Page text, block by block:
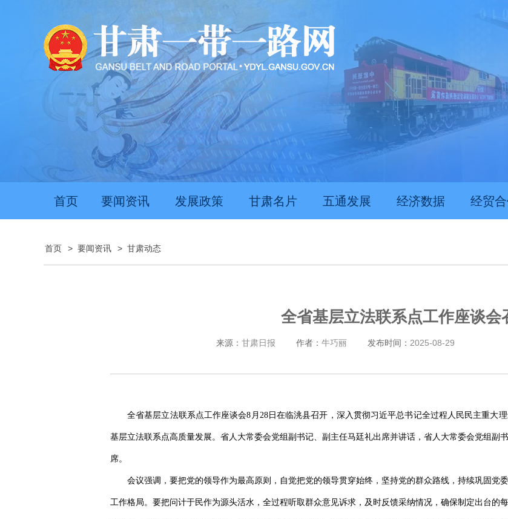
推动经济持续向新向优向好发展 甘肃上半年新
首页 要闻资讯 发展政策 甘肃名片 五通发展 经济数据 经贸
首页 > 要闻资讯 > 甘肃动态
全省基层立法联系点工作座谈会
来源： 甘肃日报 作者： 牛巧丽 发布时间： 2025-08-29
全省基层立法联系点工作座谈会8月28日在临洮县召开，深入贯彻习近平总书记全过程人民民主重大
基层立法联系点高质量发展。省人大常委会党组副书记、副主任马廷礼出席并讲话，省人大常委会党组副
席。
会议强调，要把党的领导作为最高原则，自觉把党的领导贯穿始终，坚持党的群众路线，持续巩固党
工作格局。要把问计于民作为源头活水，全过程听取群众意见诉求，及时反馈采纳情况，确保制定出台的